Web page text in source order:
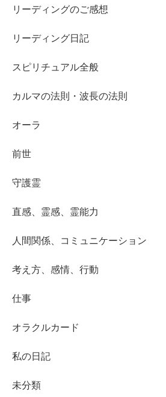
リーディングのご感想
リーディング日記
スピリチュアル全般
カルマの法則・波長の法則
オーラ
前世
守護霊
直感、霊感、霊能力
人間関係、コミュニケーション
考え方、感情、行動
仕事
オラクルカード
私の日記
未分類